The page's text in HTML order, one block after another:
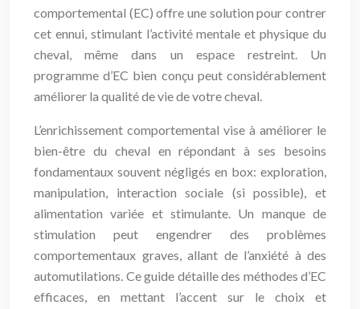
comportemental (EC) offre une solution pour contrer
cet ennui, stimulant l’activité mentale et physique du
cheval, même dans un espace restreint. Un
programme d’EC bien conçu peut considérablement
améliorer la qualité de vie de votre cheval.
L’enrichissement comportemental vise à améliorer le
bien-être du cheval en répondant à ses besoins
fondamentaux souvent négligés en box: exploration,
manipulation, interaction sociale (si possible), et
alimentation variée et stimulante. Un manque de
stimulation peut engendrer des problèmes
comportementaux graves, allant de l’anxiété à des
automutilations. Ce guide détaille des méthodes d’EC
efficaces, en mettant l’accent sur le choix et